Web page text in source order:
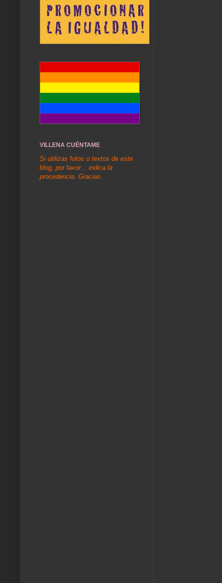
VILLENA CUÉNTAME
Si utilizas fotos o textos de este
blog, por favor... indica la
procedencia. Gracias.